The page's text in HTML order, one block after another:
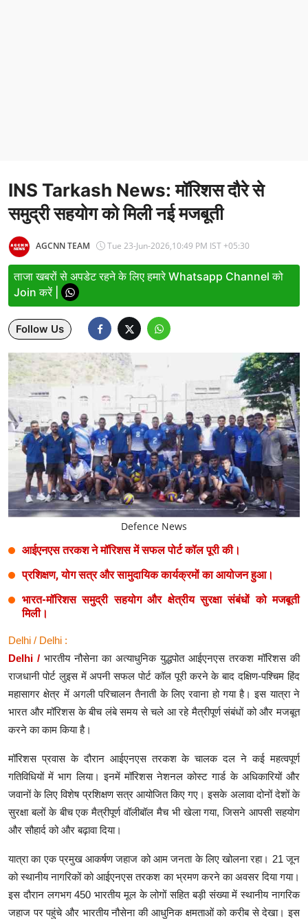
Business
Relationship
Education
Defence & Security
Environment
Lifestyle
Health
Development
Career
Literature
Tour & Travel
History Speaks
About Us
Contact Us
INS Tarkash News: मॉरिशस दौरे से
समुद्री सहयोग को मिली नई मजबूती
AGCNN TEAM Tue 23-Jun-2026,10:49 PM IST +05:30
ताजा खबरों से अपडेट रहने के लिए हमारे Whatsapp Channel को
Join करें |
Follow Us
Defence News
आईएनएस तरकश ने मॉरिशस में सफल पोर्ट कॉल पूरी की।
प्रशिक्षण, योग सत्र और सामुदायिक कार्यक्रमों का आयोजन हुआ।
भारत-मॉरिशस समुद्री सहयोग और क्षेत्रीय सुरक्षा संबंधों को मजबूती
मिली।
Delhi / Delhi :
Delhi / भारतीय नौसेना का अत्याधुनिक युद्धपोत आईएनएस तरकश मॉरिशस की
राजधानी पोर्ट लुइस में अपनी सफल पोर्ट कॉल पूरी करने के बाद दक्षिण-पश्चिम हिंद
महासागर क्षेत्र में अगली परिचालन तैनाती के लिए रवाना हो गया है। इस यात्रा ने
भारत और मॉरिशस के बीच लंबे समय से चले आ रहे मैत्रीपूर्ण संबंधों को और मजबूत
करने का काम किया है।
मॉरिशस प्रवास के दौरान आईएनएस तरकश के चालक दल ने कई महत्वपूर्ण
गतिविधियों में भाग लिया। इनमें मॉरिशस नेशनल कोस्ट गार्ड के अधिकारियों और
जवानों के लिए विशेष प्रशिक्षण सत्र आयोजित किए गए। इसके अलावा दोनों देशों के
सुरक्षा बलों के बीच एक मैत्रीपूर्ण वॉलीबॉल मैच भी खेला गया, जिसने आपसी सहयोग
और सौहार्द को और बढ़ावा दिया।
यात्रा का एक प्रमुख आकर्षण जहाज को आम जनता के लिए खोलना रहा। 21 जून
को स्थानीय नागरिकों को आईएनएस तरकश का भ्रमण करने का अवसर दिया गया।
इस दौरान लगभग 450 भारतीय मूल के लोगों सहित बड़ी संख्या में स्थानीय नागरिक
जहाज पर पहुंचे और भारतीय नौसेना की आधुनिक क्षमताओं को करीब से देखा। इस